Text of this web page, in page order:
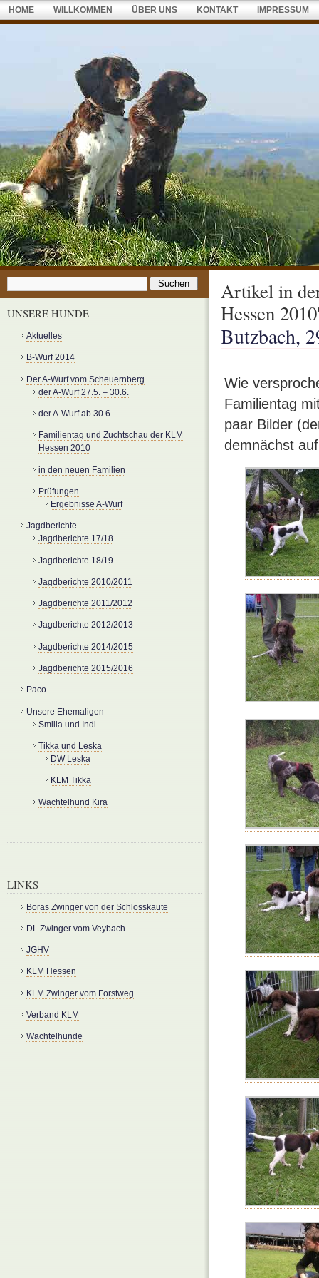
HOME WILLKOMMEN ÜBER UNS KONTAKT IMPRESSUM
Artikel in
Hessen
Butzbach,
Wie
Familientag
paar Bilder
demnächst
UNSERE HUNDE
Aktuelles
B-Wurf 2014
Der A-Wurf vom Scheuernberg
der A-Wurf 27.5. – 30.6.
der A-Wurf ab 30.6.
Familientag und Zuchtschau der KLM
Hessen 2010
in den neuen Familien
Prüfungen
Ergebnisse A-Wurf
Jagdberichte
Jagdberichte 17/18
Jagdberichte 18/19
Jagdberichte 2010/2011
Jagdberichte 2011/2012
Jagdberichte 2012/2013
Jagdberichte 2014/2015
Jagdberichte 2015/2016
Paco
Unsere Ehemaligen
Smilla und Indi
Tikka und Leska
DW Leska
KLM Tikka
Wachtelhund Kira
LINKS
Boras Zwinger von der Schlosskaute
DL Zwinger vom Veybach
JGHV
KLM Hessen
KLM Zwinger vom Forstweg
Verband KLM
Wachtelhunde